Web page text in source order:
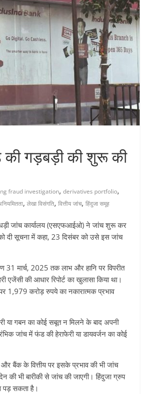
गड़बड़ी की शुरू की
fraud investigation, derivatives portfolio,
, लेखा विसंगति, वित्तीय जांच, हिंदुजा समूह
जांच कार्यालय (एसएफआईओ) ने जांच शुरू कर
दी सूचना में कहा, 23 दिसंबर को उसे इस जांच
31 मार्च, 2025 तक लाभ और हानि पर विपरीत
की आधार रिपोर्ट का खुलासा किया था।
पर 1,979 करोड़ रुपये का नकारात्मक प्रभाव
या गबन का कोई सबूत न मिलने के बाद अपनी
जांच में फंड की हेराफेरी या डायवर्जन का कोई
बैंक के वित्तीय पर इसके प्रभाव की भी जांच
भी बारीकी से जांच की जाएगी। हिंदुजा ग्रुप
पड़ सकता है।